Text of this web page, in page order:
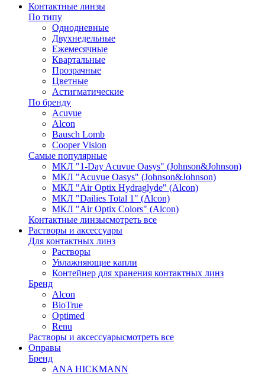
Контактные линзы
По типу
Однодневные
Двухнедельные
Ежемесячные
Квартальные
Прозрачные
Цветные
Астигматические
По бренду
Acuvue
Alcon
Bausch Lomb
Cooper Vision
Самые популярные
МКЛ "1-Day Acuvue Oasys" (Johnson&Johnson)
МКЛ "Acuvue Oasys" (Johnson&Johnson)
МКЛ "Air Optix Hydraglyde" (Alcon)
МКЛ "Dailies Total 1" (Alcon)
МКЛ "Air Optix Colors" (Alcon)
Контактные линзысмотреть все
Растворы и аксессуары
Для контактных линз
Растворы
Увлажняющие капли
Контейнер для хранения контактных линз
Бренд
Alcon
BioTrue
Optimed
Renu
Растворы и аксессуарысмотреть все
Оправы
Бренд
ANA HICKMANN